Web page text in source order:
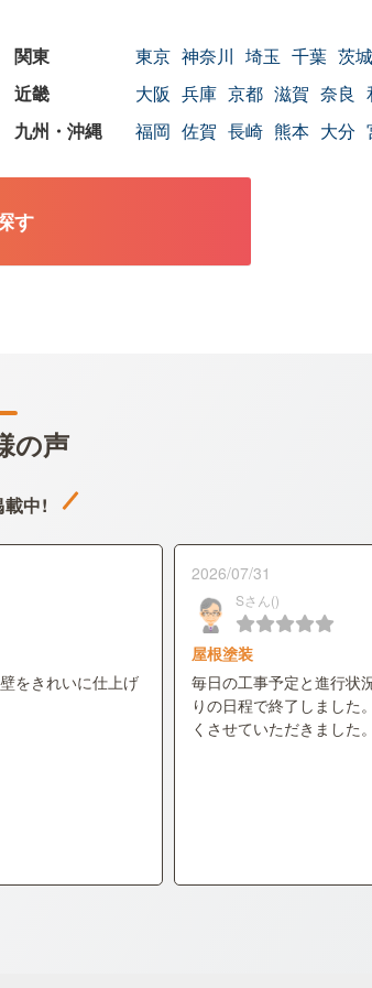
東京 神奈川 埼玉 千葉 茨城
大阪 兵庫 京都 滋賀 奈良
福岡 佐賀 長崎 熊本 大分
す
の声
中!
をきれいに仕上げ
2026/07/31
Sさん()
屋根塗装
毎日の工事予定と進行状
りの日程で終了しました
くさせていただきました